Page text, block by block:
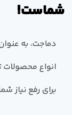
شماست!
دماجت، به
انواع محصولات
برای رفع نیاز